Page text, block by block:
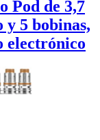
Pod de 3,7
5 bobinas,
electrónico